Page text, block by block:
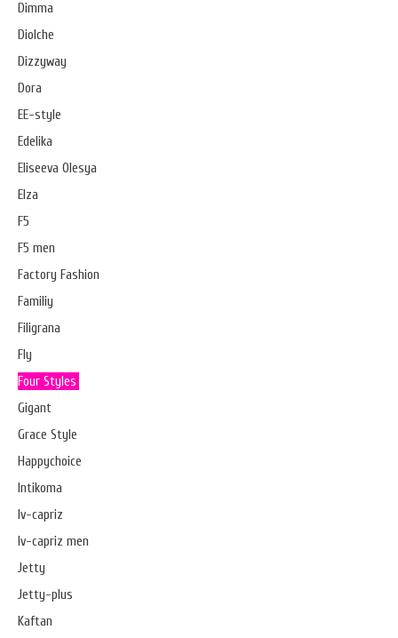
Dimma
Diolche
Dizzyway
Dora
EE-style
Edelika
Eliseeva Olesya
Elza
F5
F5 men
Factory Fashion
Familiy
Filigrana
Fly
Four Styles
Gigant
Grace Style
Happychoice
Intikoma
Iv-capriz
Iv-capriz men
Jetty
Jetty-plus
Kaftan